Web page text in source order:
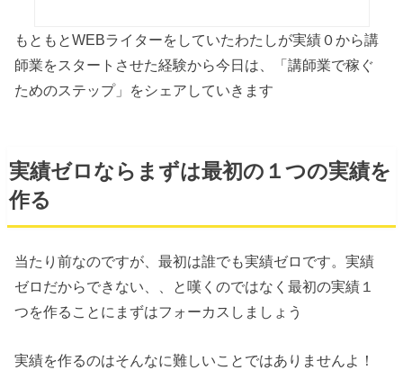
もともとWEBライターをしていたわたしが実績０から講
師業をスタートさせた経験から今日は、「講師業で稼ぐ
ためのステップ」をシェアしていきます
実績ゼロならまずは最初の１つの実績を
作る
当たり前なのですが、最初は誰でも実績ゼロです。実績
ゼロだからできない、、と嘆くのではなく最初の実績１
つを作ることにまずはフォーカスしましょう
実績を作るのはそんなに難しいことではありませんよ！